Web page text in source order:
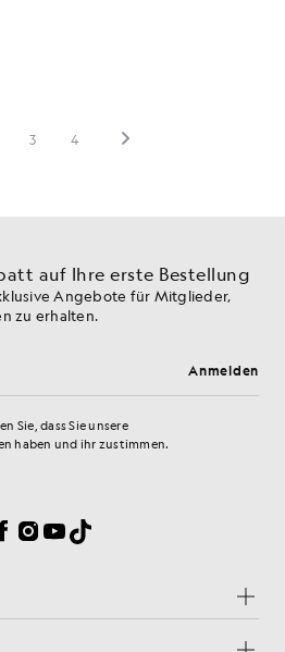
auf Ihre erste Bestellung
Angebote für Mitglieder,
zu erhalten.
Anmelden
Sie, dass Sie unsere
haben und ihr zustimmen.
Instagram
YouTube
TikTok